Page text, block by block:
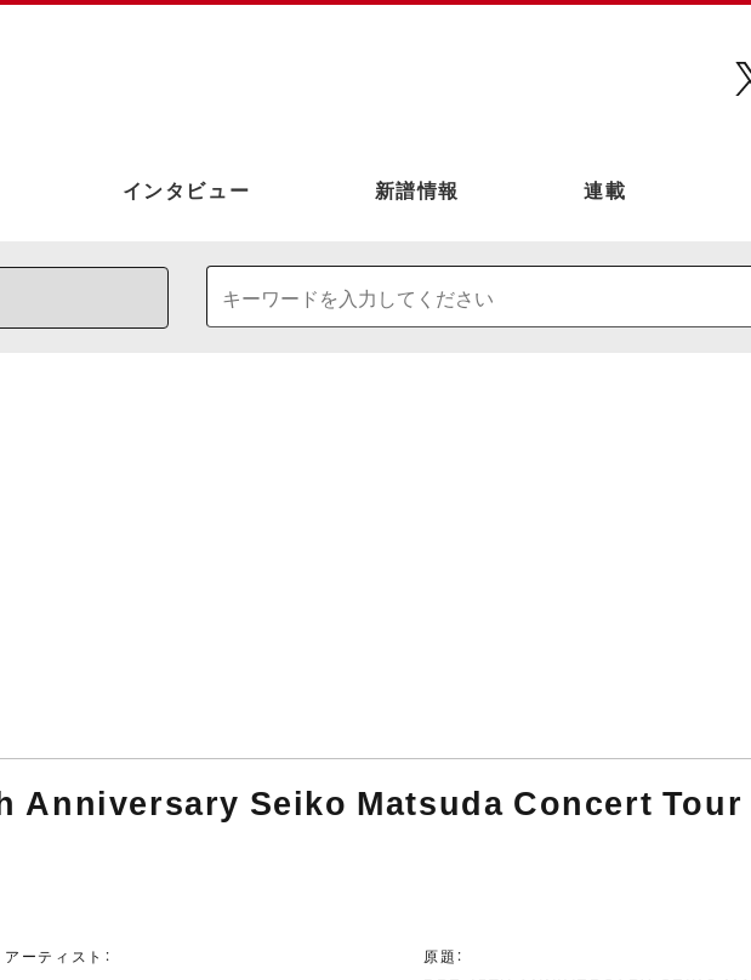
インタビュー 新譜情報 連載
Anniversary Seiko Matsuda Concert Tour
アーティスト： 原題：